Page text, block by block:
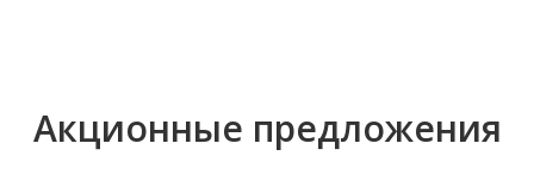
Акционные предложения